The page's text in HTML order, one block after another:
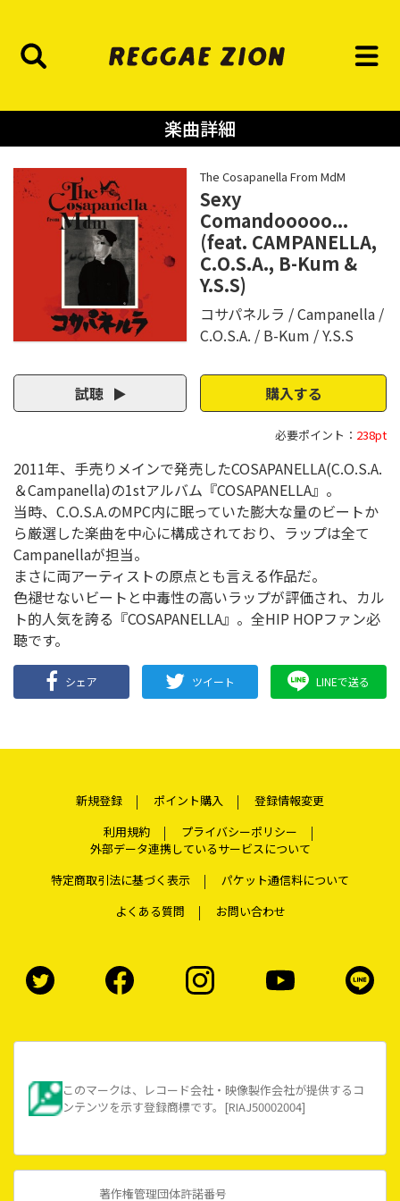
楽曲詳細
The Cosapanella From MdM
Sexy
Comandooooo...
(feat. CAMPANELLA,
C.O.S.A., B-Kum &
Y.S.S)
コサパネルラ
Campanella
C.O.S.A.
B-Kum Y.S.S
試聴 購入する
必要ポイント： 238pt
2011年、手売りメインで発売したCOSAPANELLA(C.O.S.A.
＆Campanella)の1stアルバム『COSAPANELLA』。
当時、C.O.S.A.のMPC内に眠っていた膨大な量のビートか
ら厳選した楽曲を中心に構成されており、ラップは全て
Campanellaが担当。
まさに両アーティストの原点とも言える作品だ。
色褪せないビートと中毒性の高いラップが評価され、カル
ト的人気を誇る『COSAPANELLA』。全HIP HOPファン必
聴です。
シェア ツイート LINEで送る
新規登録 ポイント購入
登録情報変更
利用規約
プライバシーポリシー
外部データ連携しているサービスについて
特定商取引法に基づく表示
パケット通信料について
よくある質問
お問い合わせ
このマークは、レコード会社・映像製作会社が提供するコ
ンテンツを示す登録商標です。[RIAJ50002004]
著作権管理団体許諾番号